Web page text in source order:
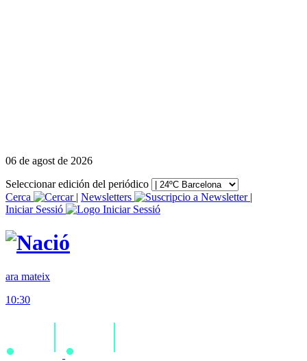
06 de agost de 2026
Seleccionar edición del periódico
Cerca
| Newsletters
|
Iniciar Sessió
ara mateix
10:30